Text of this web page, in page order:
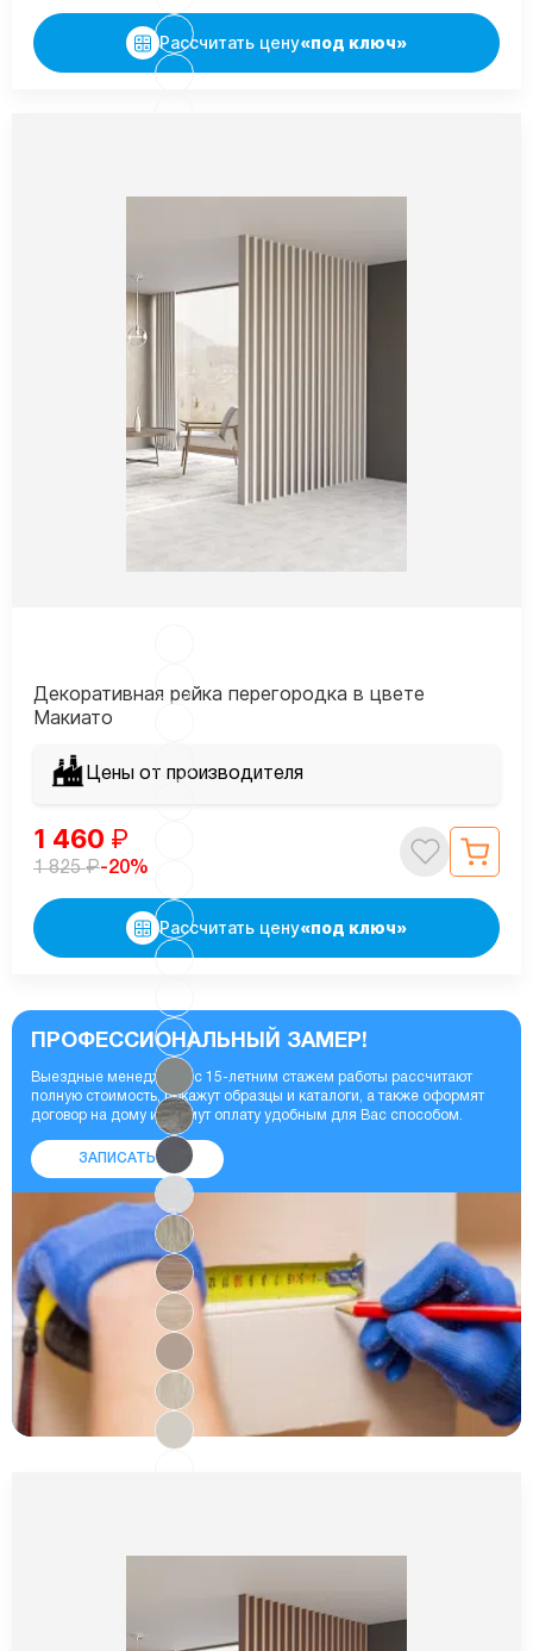
Рассчитать цену«под ключ»
Декоративная рейка перегородка в цвете
Макиато
Цены от производителя
1 460 ₽
1 825₽-20%
Рассчитать цену«под ключ»
ПРОФЕССИОНАЛЬНЫЙ ЗАМЕР!
Выездные менеджеры с 15-летним стажем работы рассчитают
полную стоимость, покажут образцы и каталоги, а также оформят
договор на дому и примут оплату удобным для Вас способом.
ЗАПИСАТЬСЯ